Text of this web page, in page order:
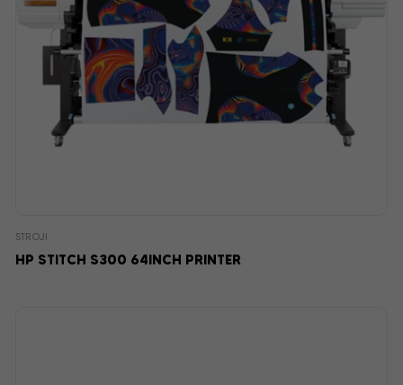
STROJI
HP STITCH S300 64INCH PRINTER